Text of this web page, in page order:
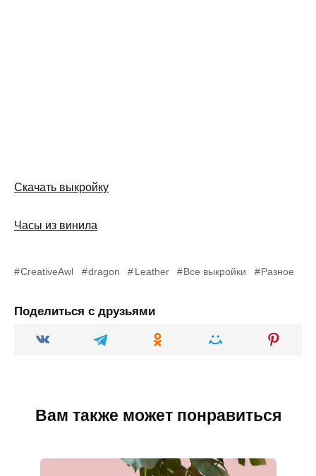
Скачать выкройку
Часы из винила
CreativeAwl dragon Leather Все выкройки Разное
Поделиться с друзьями
Вам также может понравиться